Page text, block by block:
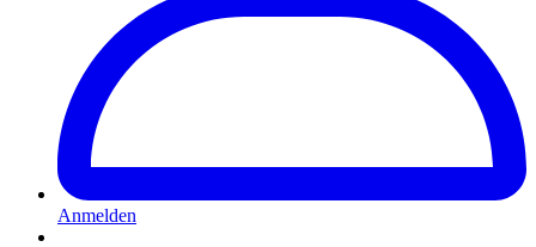
Anmelden